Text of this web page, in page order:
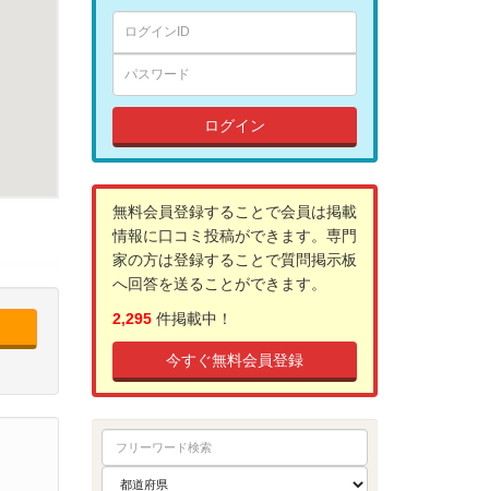
ログイン
無料会員登録することで会員は掲載
情報に口コミ投稿ができます。専門
家の方は登録することで質問掲示板
へ回答を送ることができます。
2,295件掲載中！
今すぐ無料会員登録